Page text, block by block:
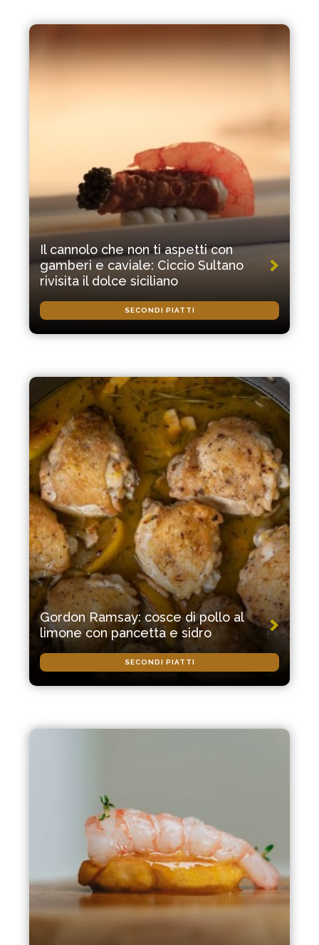
Il cannolo che non ti aspetti con
gamberi e caviale: Ciccio Sultano
rivisita il dolce siciliano
SECONDI PIATTI
Gordon Ramsay: cosce di pollo al
limone con pancetta e sidro
SECONDI PIATTI